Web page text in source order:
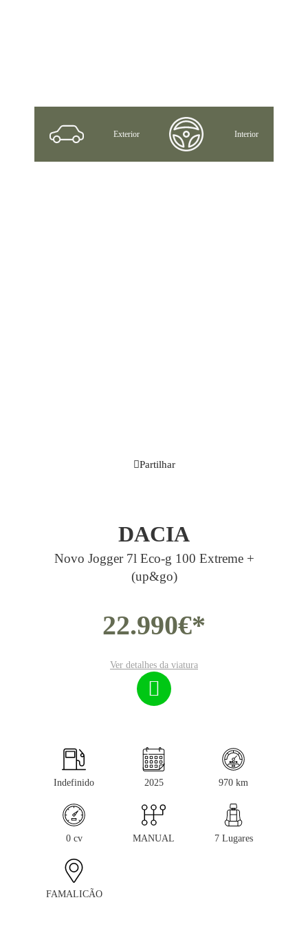
Exterior Interior
Partilhar
DACIA
Novo Jogger 7l Eco-g 100 Extreme +
(up&go)
22.990€*
Ver detalhes da viatura
Indefinido 2025 970 km
0 cv MANUAL 7 Lugares
FAMALICÃO